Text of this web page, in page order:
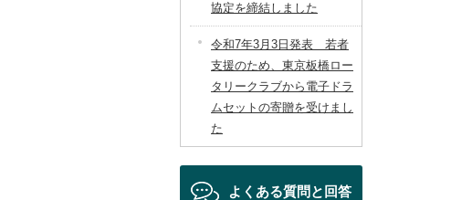
協定を締結しました
令和7年3月3日発表 若者
支援のため、東京板橋ロー
タリークラブから電子ドラ
ムセットの寄贈を受けまし
た
よくある質問と回答